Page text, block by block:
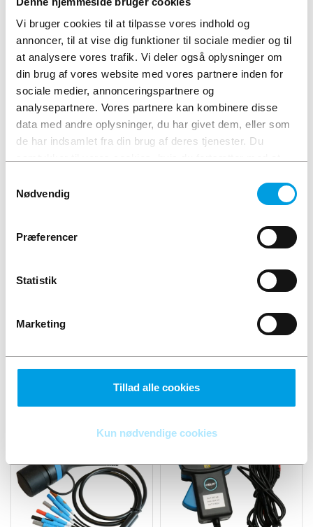
Vi bruger cookies til at tilpasse vores indhold og
annoncer, til at vise dig funktioner til sociale medier og til
at analysere vores trafik. Vi deler også oplysninger om
din brug af vores website med vores partnere inden for
sociale medier, annonceringspartnere og
analysepartnere. Vores partnere kan kombinere disse
data med andre oplysninger, du har givet dem, eller som
de har indsamlet fra din brug af deres tjenester. Du
Nødvendig
Præferencer
Statistik
Marketing
Tillad alle cookies
Kun nødvendige cookies
600V. Tæthedsklasse IP64.
RELATEREDE PRODUKTER
ELIT 361
Læg i kurv
ELIT 836BT Sand RMS-
Læg i kurv